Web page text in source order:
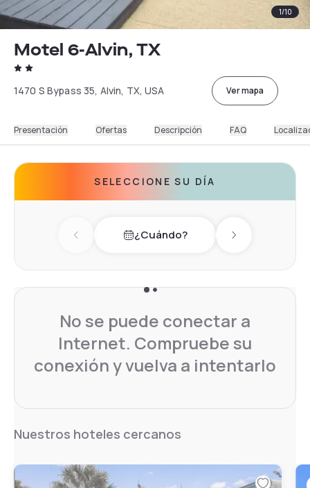
1/10
Motel 6-Alvin, TX
1470 S Bypass 35, Alvin, TX, USA Ver mapa
Presentación Ofertas Descripción FAQ
SELECCIONE SU DÍA
Previous day¿Cuándo? Next day
No se puede conectar a
Internet. Compruebe su
conexión y vuelva a intentarlo
Nuestros hoteles cercanos